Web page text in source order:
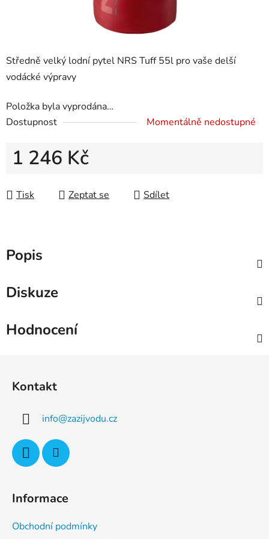
Středně velký lodní pytel NRS Tuff 55l pro vaše delší
vodácké výpravy
Položka byla vyprodána…
Dostupnost
Momentálně nedostupné
1 246 Kč
Tisk
Zeptat se Sdílet
Popis
Diskuze
Hodnocení
Kontakt
info@zazijvodu.cz
Informace
Obchodní podmínky